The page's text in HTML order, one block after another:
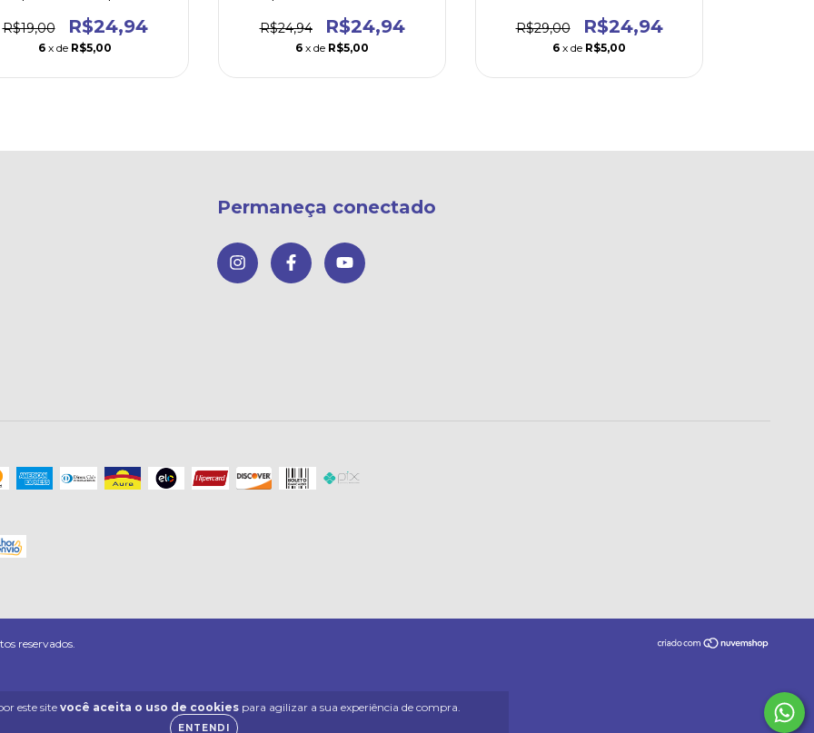
este sitevocê aceita o uso de cookiespara agilizar a sua experiência de compra.
ENTENDI
R$19,00
R$24,94
6 x de R$5,00
R$24,94
R$24,94
6 x de R$5,00
R$29,00 R$24,94
6 x de R$5,00
Permaneça conectado
reservados.